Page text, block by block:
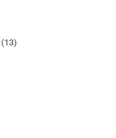
1313